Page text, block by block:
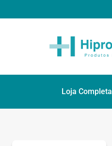
Loja Completa